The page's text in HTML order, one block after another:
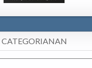
CATEGORIANAN